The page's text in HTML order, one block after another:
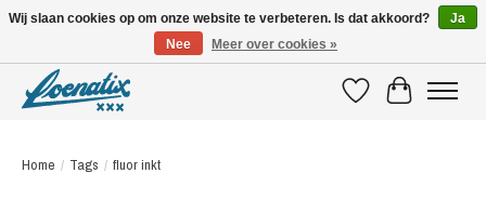
VerlanglijstWinkelwagen
Home / Tags / fluor inkt
Wij slaan cookies op om onze website te verbeteren. Is dat akkoord?
Ja
Nee
Meer over cookies »